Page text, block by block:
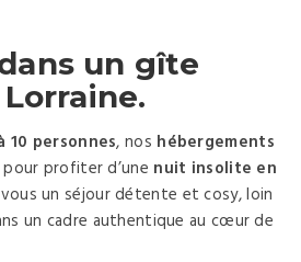
un gîte
.
10 personnes, nos hébergements
profiter d’une nuit insolite en
un séjour détente et cosy, loin
un cadre authentique au cœur de